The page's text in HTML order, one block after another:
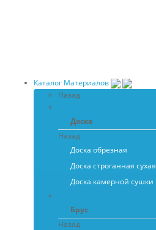
Каталог Материалов
Назад
Доска
Назад
Доска обрезная
Доска строганная сухая
Доска камерной сушки
Брус
Назад